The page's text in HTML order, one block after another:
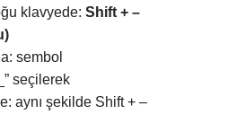
klavyede: Shift + –
sembol
seçilerek
aynı şekilde Shift + –